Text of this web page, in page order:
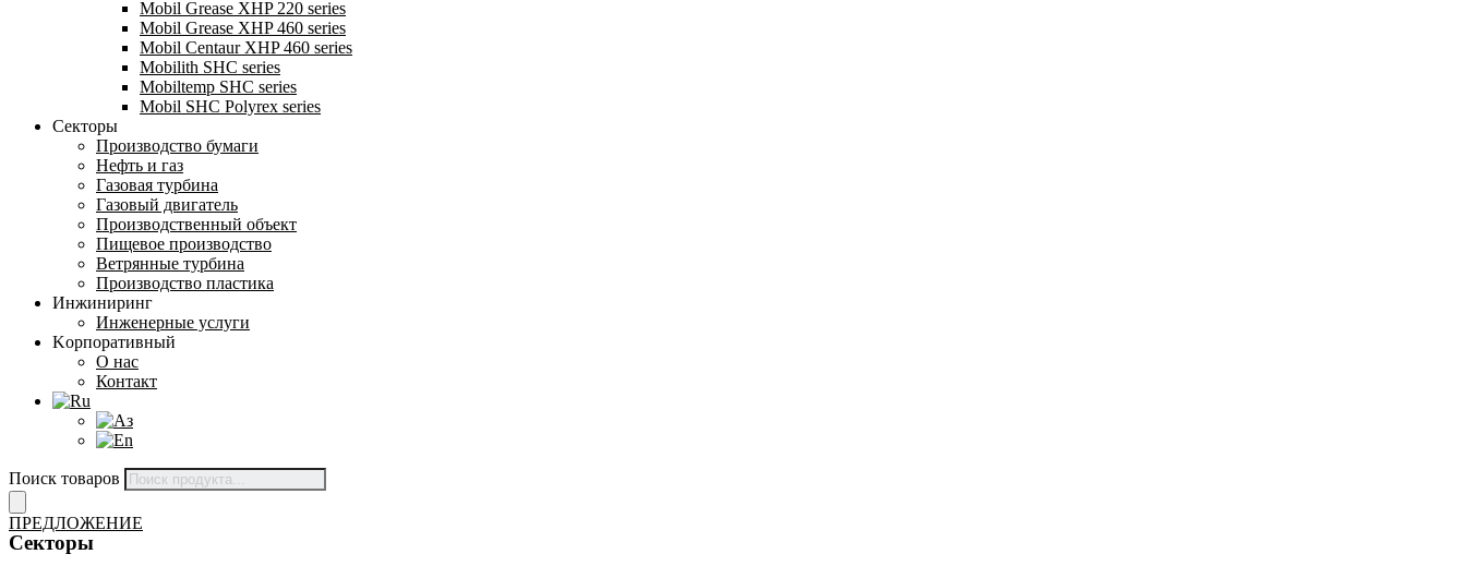
Mobil Grease XHP 220 series
Mobil Grease XHP 460 series
Mobil Centaur XHP 460 series
Mobilith SHC series
Mobiltemp SHC series
Mobil SHC Polyrex series
Секторы
Производство бумаги
Нефть и газ
Газовая турбина
Газовый двигатель
Производственный объект
Пищевое производство
Ветрянные турбина
Производство пластика
Инжиниринг
Инженерные услуги
Kорпоративный
О нас
Контакт
Поиск товаров
ПРЕДЛОЖЕНИЕ
Секторы